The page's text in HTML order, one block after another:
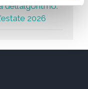
dell’algoritmo:
2026